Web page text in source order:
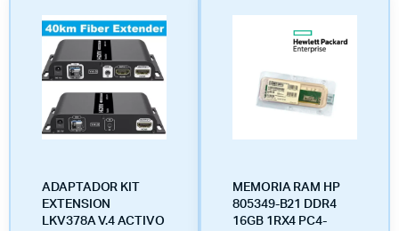
ADAPTADOR KIT
EXTENSION
LKV378A V.4 ACTIVO
MEMORIA RAM HP
805349-B21 DDR4
16GB 1RX4 PC4-